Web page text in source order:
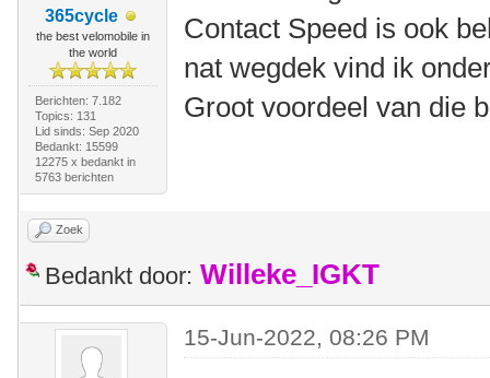
365cycle
the best velomobile in
the world
Berichten: 7.182
Topics: 131
Lid sinds: Sep 2020
Bedankt: 15599
12275 x bedankt in
5763 berichten
Contact Speed is ook
nat wegdek vind ik
Groot voordeel van die
Zoek
Bedankt door: Willeke_IGKT
15-Jun-2022, 08:26 PM